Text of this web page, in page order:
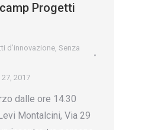
Progetti
d’innovazione, Senza
2017
dalle ore 14.30
Montalcini, Via 29